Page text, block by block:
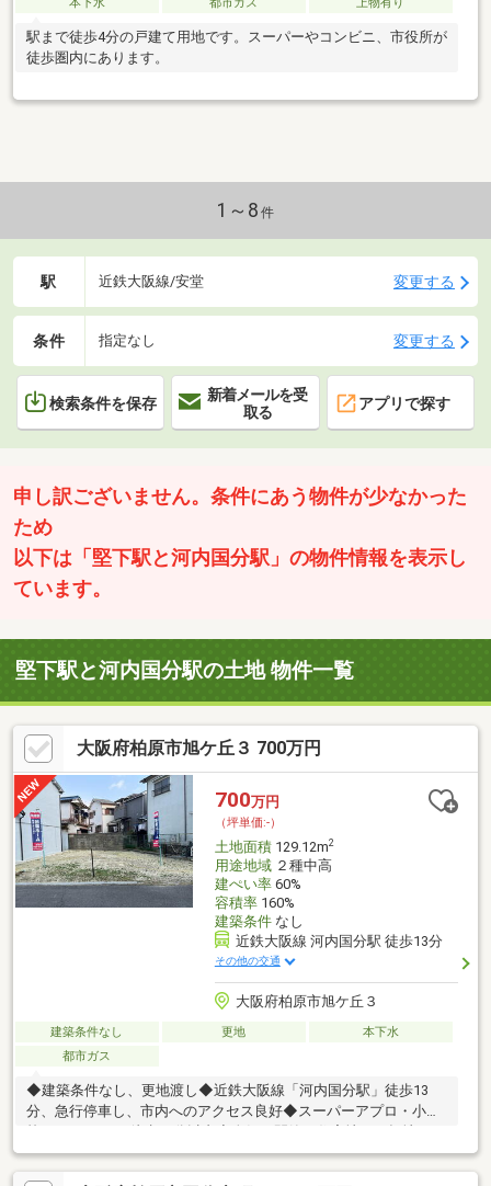
本下水 都市ガス 上物有り
駅まで徒歩4分の戸建て用地です。スーパーやコンビニ、市役所が
徒歩圏内にあります。
1～8 件
駅 近鉄大阪線/安堂 変更する
条件 指定なし 変更する
検索条件を保存
新着メールを受
取る
アプリで探す
申し訳ございません。条件にあう物件が少なかった
ため
以下は「堅下駅と河内国分駅」の物件情報を表示し
ています。
堅下駅と河内国分駅の土地 物件一覧
大阪府柏原市旭ケ丘３ 700万円
700万円
（坪単価:-）
土地面積129.12m2
用途地域２種中高
建ぺい率60%
容積率160%
建築条件なし
近鉄大阪線 河内国分駅 徒歩13分
その他の交通
大阪府柏原市旭ケ丘３
建築条件なし 更地
本下水
都市ガス
◆建築条件なし、更地渡し◆近鉄大阪線「河内国分駅」徒歩13
分、急行停車し、市内へのアクセス良好◆スーパーアプロ・小学
で子育てしやすい住みやすい環境◆幅員4.3ｍ南西側道路面してい
るので、陽当り良好◆建物プラン例有り